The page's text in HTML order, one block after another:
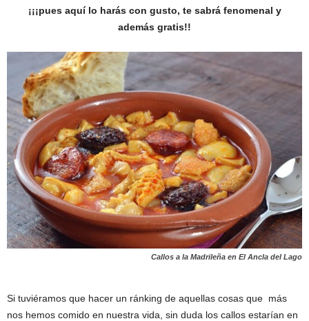
¡¡¡pues aquí lo harás con gusto, te sabrá fenomenal y
además gratis!!
Callos a la Madrileña en El Ancla del Lago
Si tuviéramos que hacer un ránking de aquellas cosas que más
nos hemos comido en nuestra vida, sin duda los callos estarían en